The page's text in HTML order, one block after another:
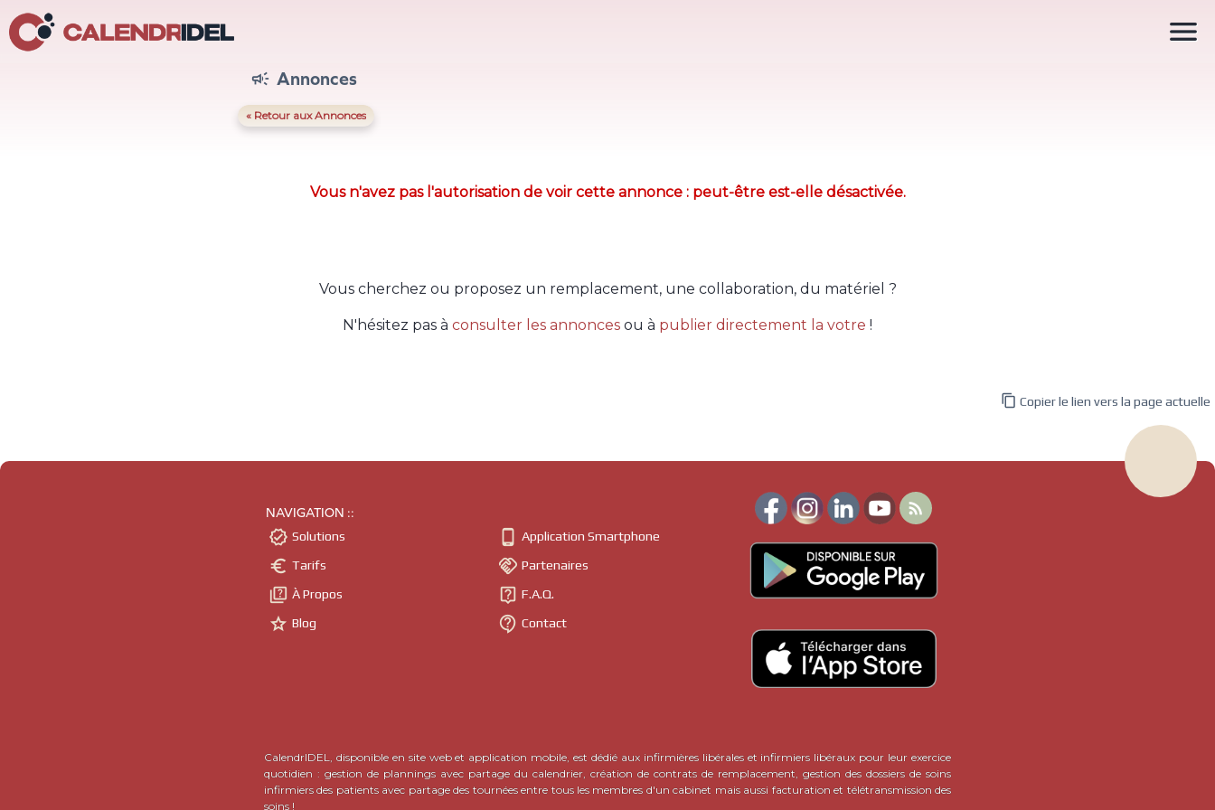
 Annonces
« Retour aux Annonces
Vous n'avez pas l'autorisation de voir cette annonce : peut-être est-elle désactivée.
Vous cherchez ou proposez un remplacement, une collaboration, du matériel ?
N'hésitez pas à consulter les annonces ou à publier directement la votre !

 Copier le lien vers la page actuelle
NAVIGATION ::
 Solutions
 Tarifs
 À Propos
 Blog
 Application Smartphone
 Partenaires
 F.A.Q.
 Contact

CalendrIDEL, disponible en site web et application mobile, est dédié aux infirmières libérales et infirmiers libéraux pour leur exercice
quotidien : gestion de plannings avec partage du calendrier, création de contrats de remplacement, gestion des dossiers de soins
infirmiers des patients avec partage des tournées entre tous les membres d'un cabinet mais aussi facturation et télétransmission des
soins !